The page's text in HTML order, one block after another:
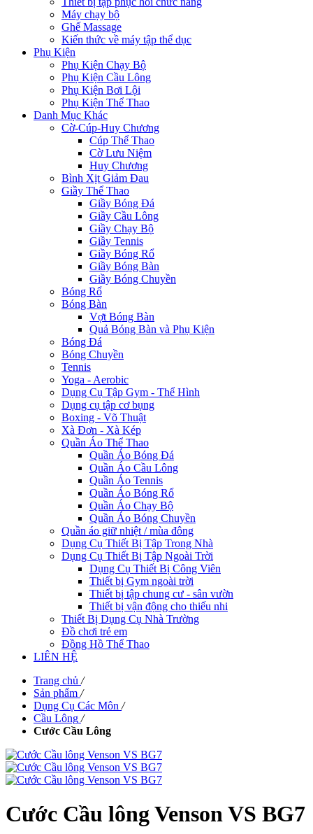
Máy chạy bộ
Ghế Massage
Kiến thức về máy tập thể dục
Phụ Kiện
Phụ Kiện Chạy Bộ
Phụ Kiện Cầu Lông
Phụ Kiện Bơi Lội
Phụ Kiện Thể Thao
Danh Mục Khác
Cờ-Cúp-Huy Chương
Cúp Thể Thao
Cờ Lưu Niệm
Huy Chương
Bình Xịt Giảm Đau
Giầy Thể Thao
Giầy Bóng Đá
Giầy Cầu Lông
Giầy Chạy Bộ
Giầy Tennis
Giầy Bóng Rổ
Giầy Bóng Bàn
Giầy Bóng Chuyền
Bóng Rổ
Bóng Bàn
Vợt Bóng Bàn
Quả Bóng Bàn và Phụ Kiện
Bóng Đá
Bóng Chuyền
Tennis
Yoga - Aerobic
Dụng Cụ Tập Gym - Thể Hình
Dụng cụ tập cơ bụng
Boxing - Võ Thuật
Xà Đơn - Xà Kép
Quần Áo Thể Thao
Quần Áo Bóng Đá
Quần Áo Cầu Lông
Quần Áo Tennis
Quần Áo Bóng Rổ
Quần Áo Chạy Bộ
Quần Áo Bóng Chuyền
Quần áo giữ nhiệt / mùa đông
Dụng Cụ Thiết Bị Tập Trong Nhà
Dụng Cụ Thiết Bị Tập Ngoài Trời
Dụng Cụ Thiết Bị Công Viên
Thiết bị Gym ngoài trời
Thiết bị tập chung cư - sân vườn
Thiết bị vận động cho thiếu nhi
Thiết Bị Dụng Cụ Nhà Trường
Đồ chơi trẻ em
Đồng Hồ Thể Thao
LIÊN HỆ
Trang chủ /
Sản phẩm /
Dụng Cụ Các Môn /
Cầu Lông /
Cước Cầu Lông
Cước Cầu lông Venson VS BG7